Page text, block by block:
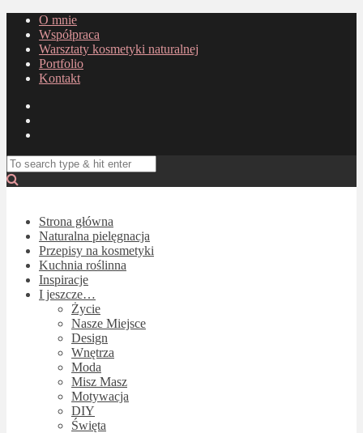
O mnie
Współpraca
Warsztaty kosmetyki naturalnej
Portfolio
Kontakt
Strona główna
Naturalna pielęgnacja
Przepisy na kosmetyki
Kuchnia roślinna
Inspiracje
I jeszcze…
Życie
Nasze Miejsce
Design
Wnętrza
Moda
Misz Masz
Motywacja
DIY
Święta